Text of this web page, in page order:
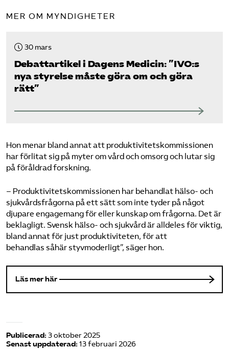
Press
MER OM MYNDIGHETER
30 mars
Debattartikel i Dagens Medicin: ”IVO:s
nya styrelse måste göra om och göra
rätt”
Hon menar bland annat att produktivitetskommissionen
har förlitat sig på myter om vård och omsorg och lutar sig
på föråldrad forskning.
– Produktivitetskommissionen har behandlat hälso- och
sjukvårdsfrågorna på ett sätt som inte tyder på något
djupare engagemang för eller kunskap om frågorna. Det är
beklagligt. Svensk hälso- och sjukvård är alldeles för viktig,
bland annat för just produktiviteten, för att
behandlas såhär styvmoderligt”, säger hon.
Läs mer här
Publicerad: 3 oktober 2025
Senast uppdaterad: 13 februari 2026